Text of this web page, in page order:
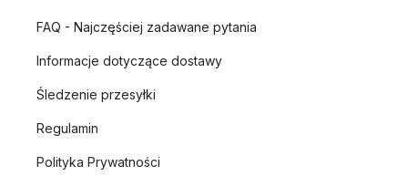
FAQ - Najczęściej zadawane pytania
Informacje dotyczące dostawy
Śledzenie przesyłki
Regulamin
Polityka Prywatności